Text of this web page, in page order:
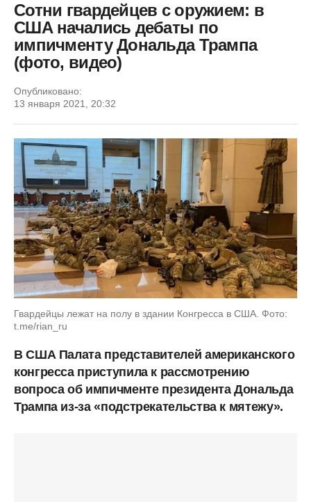
Сотни гвардейцев с оружием: в
США начались дебаты по
импичменту Дональда Трампа
(фото, видео)
Опубликовано:
13 января 2021, 20:32
Гвардейцы лежат на полу в здании Конгресса в США. Фото:
t.me/rian_ru
В США Палата представителей американского
конгресса приступила к рассмотрению
вопроса об импичменте президента Дональда
Трампа из-за «подстрекательства к мятежу».